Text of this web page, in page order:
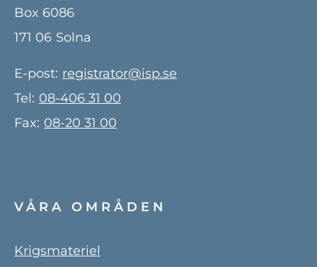
Box 6086
171 06 Solna
E-post: registrator@isp.se
Tel: 08-406 31 00
Fax: 08-20 31 00
VÅRA OMRÅDEN
Krigsmateriel